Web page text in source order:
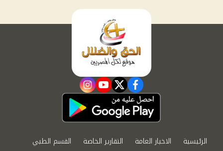
facebook
twitter
youtube
instagram
الرئيسية الاخبار العامة التقارير الخاصة القسم الطبي